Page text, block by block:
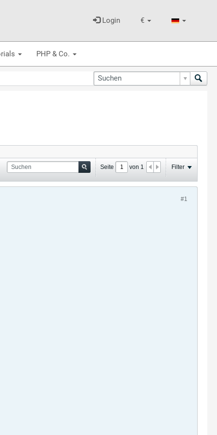
€
Login
PHP & Co.
Seite von 1 Filter
#1